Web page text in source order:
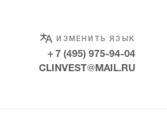
ИЗМЕНИТЬ ЯЗЫК
SELECT LANGUAGE
+ 7 (495) 975-94-04
CLINVEST@MAIL.RU